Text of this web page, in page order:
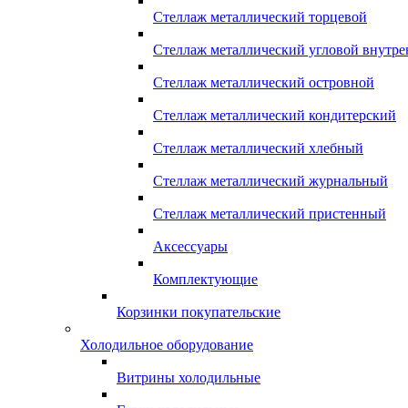
Стеллаж металлический торцевой
Стеллаж металлический угловой
Стеллаж металлический островной
Стеллаж металлический кондитерский
Стеллаж металлический хлебный
Стеллаж металлический журнальный
Стеллаж металлический пристенный
Аксессуары
Комплектующие
Корзинки покупательские
Холодильное оборудование
Витрины холодильные